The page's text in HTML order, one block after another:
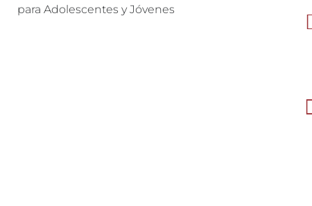
para Adolescentes y Jóvenes